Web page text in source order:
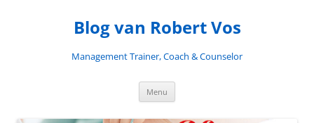
Blog van Robert Vos
Management Trainer, Coach & Counselor
Menu
inhoud